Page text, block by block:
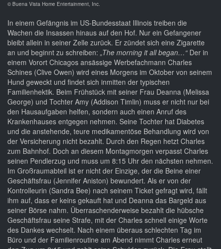
© Buena Vista Home Entertainment, Inc.
In einem Gefängnis im US-Bundesstaat Illinois treiben die
Wachen die Insassen hinaus auf den Hof. Nur ein Gefangener
bleibt allein in seiner Zelle zurück. Er zündet sich eine Zigarette
an und beginnt zu schreiben: „The morning it all began…“Der in
einem Vorort Chicagos ansässige Werbefachmann Charles
Schines (Clive Owen) wird eines Morgens im Oktober von seinem
Hund geweckt und findet sich inmitten der typischen
Familienhektik. Beim Frühstück mit seiner Frau Deanna (Melissa
George) und Tochter Amy (Addison Timlin) muss er nicht nur bei
den Hausaufgaben helfen, sondern auch einen Anruf des
Krankenhauses entgegen nehmen. Seine Tochter hat Diabetes
und die anstehende, teure medikamentöse Behandlung wird von
der Versicherung nicht bezahlt. Durch den Regen hetzt Charles
zum Bahnhof. Doch an diesem Montagmorgen verpasst Charles
seinen Pendlerzug und muss um 8:15 Uhr den nächsten nehmen.
Im Großraumabteil ist er nicht der Einzige, der die Beine einer
Geschäftsfrau (Jennifer Aniston) bewundert. Als er von der
Kontrolleurin (Sandra Bee) nach seinem Ticket gefragt wird, fällt
ihm auf, dass er keins gekauft hat und Deanna das Bargeld aus
seiner Börse nahm. Überraschenderweise bezahlt die hübsche
Geschäftsfrau seine Strafe, mit der Charles schnell einige Worte
des Dankes wechselt. Nach einem überaus schlechten Tag im
Büro und der Familienroutine am Abend nimmt Charles erneut